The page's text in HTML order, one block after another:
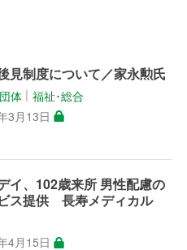
見制度について／家永勲氏
体 │福祉･総合
3月13日
イ、102歳来所 男性配慮の
ス提供 長寿メディカル
4月15日